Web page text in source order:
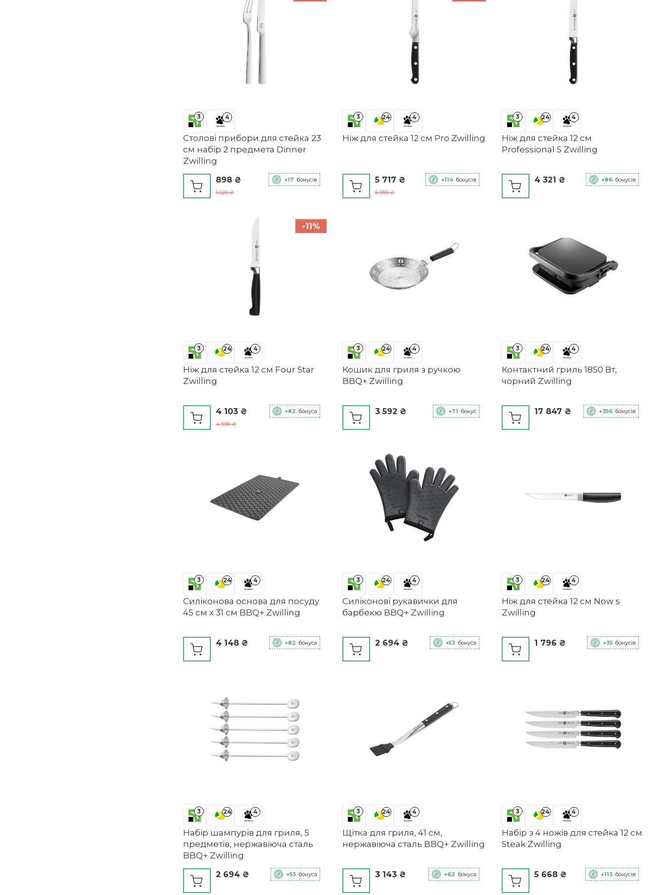
3 4
Столові прибори для стейка 23
см набір 2 предмета Dinner
Zwilling
898 ₴
1 020 ₴
+17 бонусів
3 24 4
Ніж для стейка 12 см Pro Zwilling
5 717 ₴
6 959 ₴
+114 бонусів
3 24 4
Ніж для стейка 12 см
Professional S Zwilling
4 321 ₴ +86 бонусів
3 24 4
Ніж для стейка 12 см Four Star
Zwilling
-11%
4 103 ₴
4 596 ₴
+82 бонуса
3 24 4
Кошик для гриля з ручкою
BBQ+ Zwilling
3 592 ₴ +71 бонус
3 24 4
Контактний гриль 1850 Вт,
чорний Zwilling
17 847 ₴ +356 бонусів
3 24 4
Силіконова основа для посуду
45 см х 31 см BBQ+ Zwilling
4 148 ₴ +82 бонуса
3 24 4
Силіконові рукавички для
барбекю BBQ+ Zwilling
2 694 ₴ +53 бонуса
3 24 4
Ніж для стейка 12 см Now s
Zwilling
1 796 ₴ +35 бонусів
3 24 4
Набір шампурів для гриля, 5
предметів, нержавіюча сталь
BBQ+ Zwilling
2 694 ₴ +53 бонуса
3 24 4
Щітка для гриля, 41 см,
нержавіюча сталь BBQ+ Zwilling
3 143 ₴ +62 бонуса
3 24 4
Набір з 4 ножів для стейка 12 см
Steak Zwilling
5 668 ₴ +113 бонусів